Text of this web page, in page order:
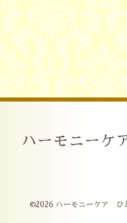
ハーモニーケ
©2026 ハーモニーケア ひ